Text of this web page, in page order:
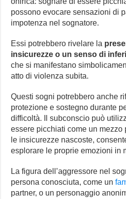
possono evocare sensazioni di
impotenza nel sognatore.
Essi potrebbero rivelare la
insicurezze o un senso di
che si manifestano
atto di violenza subita.
Questi sogni potrebbero anche
protezione e sostegno durante
difficoltà. Il subconscio può
essere picchiati come un mezzo
le insicurezze nascoste,
esplorare le proprie emozioni in
La figura dell’aggressore nel
persona conosciuta, come un
partner, o un personaggio